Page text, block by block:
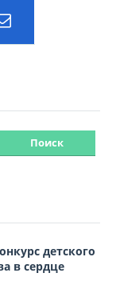
детского
в сердце